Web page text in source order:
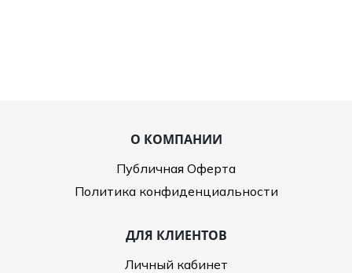
О КОМПАНИИ
Публичная Оферта
Политика конфиденциальности
ДЛЯ КЛИЕНТОВ
Личный кабинет